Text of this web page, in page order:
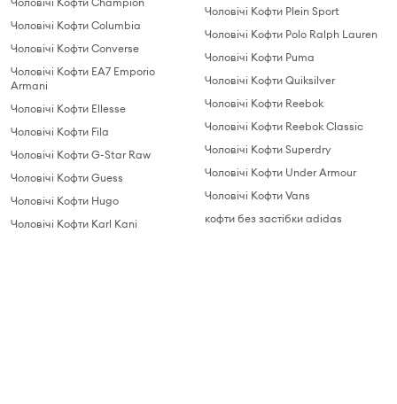
Чоловічі Кофти Columbia
Чоловічі Кофти Converse
Чоловічі Кофти EA7 Emporio
Armani
Чоловічі Кофти Ellesse
Чоловічі Кофти Fila
Чоловічі Кофти G-Star Raw
Чоловічі Кофти Guess
Чоловічі Кофти Hugo
Чоловічі Кофти Karl Kani
Чоловічі Кофти Plein Sport
Чоловічі Кофти Polo Ralph Lauren
Чоловічі Кофти Puma
Чоловічі Кофти Quiksilver
Чоловічі Кофти Reebok
Чоловічі Кофти Reebok Classic
Чоловічі Кофти Superdry
Чоловічі Кофти Under Armour
Чоловічі Кофти Vans
кофти без застібки adidas